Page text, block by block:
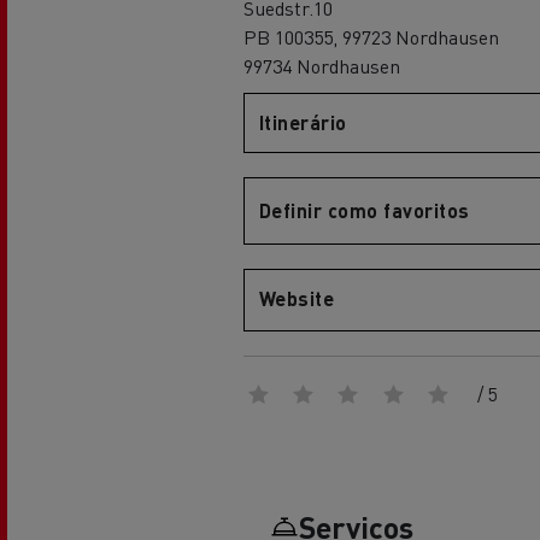
A nossa gama de gasóleo
Renault Trucks Master Red EDITION
Renault Trucks Trafic Red EDITION
A nossa oferta 360° toda
eléctrica
Vantagens da mobilidade
elétrica para camiões
A nossa visão
RENAULT TRUCKS REDUZEM
Suedstr.10
PB 100355, 99723 Nordhausen
99734 Nordhausen
Itinerário
Definir como favoritos
Website
/ 5
Serviços